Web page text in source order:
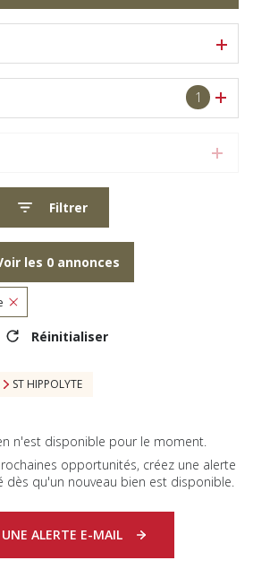
1
Filtrer
les 0annonces
Réinitialiser
ST HIPPOLYTE
n'est disponible pour le moment.
opportunités, créez une alerte
dès qu'un nouveau bien est disponible.
UNE ALERTE E-MAIL